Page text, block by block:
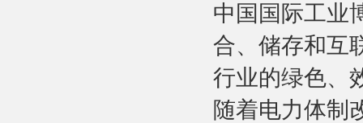
中国国际工业
合、储存和互
行业的绿色、
随着电力体制